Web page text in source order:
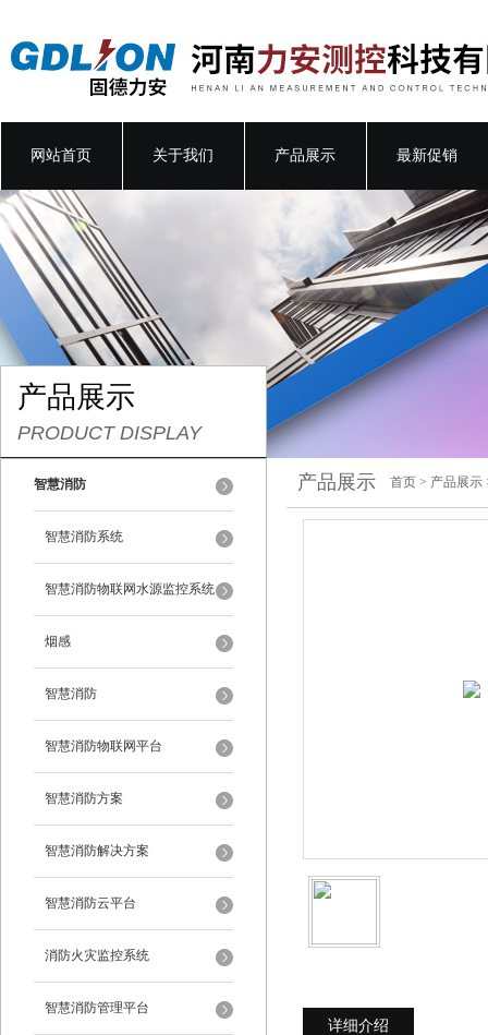
网站首页 关于我们 产品展示 最新促销
产品展示
PRODUCT DISPLAY
智慧消防
智慧消防系统
智慧消防物联网水源监控系统
烟感
智慧消防
智慧消防物联网平台
智慧消防方案
智慧消防解决方案
智慧消防云平台
消防火灾监控系统
智慧消防管理平台
产品展示 首页 > 产品展示
详细介绍